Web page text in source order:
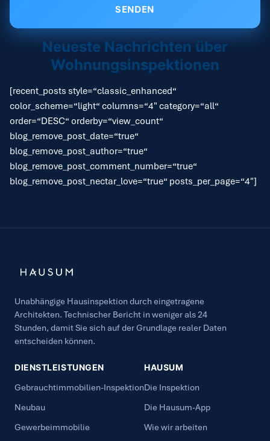
Neueste Nachrichten über
Wohnungsinspektionen
[recent_posts style=“classic_enhanced“
color_scheme=“light“ columns=“4″ category=“all“
order=“DESC“ orderby=“view_count“
blog_remove_post_date=“true“
blog_remove_post_author=“true“
blog_remove_post_comment_number=“true“
blog_remove_post_nectar_love=“true“ posts_per_page=“4″]
Unabhängige Hausinspektion durch eingetragene
Architekten. Technischer Bericht in weniger als 24
Stunden, damit Sie sich auf der Grundlage realer Daten
entscheiden können.
DIENSTLEISTUNGEN
Gebrauchtimmobilien-Inspektion
Neubau
Gewerbeimmobilie
HAUSUM
Die Inspektion
Die Hausum-App
Wie wir arbeiten